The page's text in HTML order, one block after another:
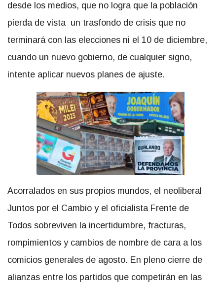
desde los medios, que no logra que la población
pierda de vista un trasfondo de crisis que no
terminará con las elecciones ni el 10 de diciembre,
cuando un nuevo gobierno, de cualquier signo,
intente aplicar nuevos planes de ajuste.
Acorralados en sus propios mundos, el neoliberal
Juntos por el Cambio y el oficialista Frente de
Todos sobreviven la incertidumbre, fracturas,
rompimientos y cambios de nombre de cara a los
comicios generales de agosto. En pleno cierre de
alianzas entre los partidos que competirán en las